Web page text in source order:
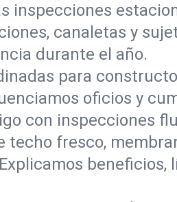
inspecciones
canaletas y
durante el año.
para
oficios y
con inspecciones
techo fresco,